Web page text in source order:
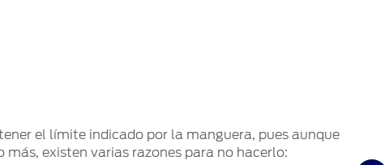
el límite indicado por la manguera, pues aunque
más, existen varias razones para no hacerlo: